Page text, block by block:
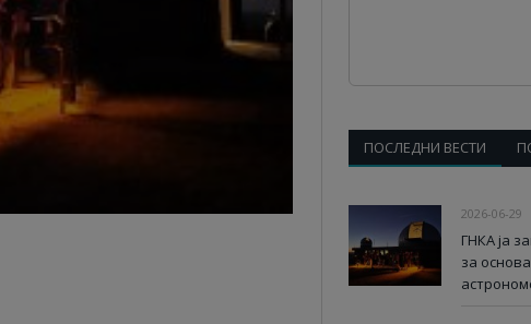
ПОСЛЕДНИ ВЕСТИ
2026-06-29
ГНКА ја
за